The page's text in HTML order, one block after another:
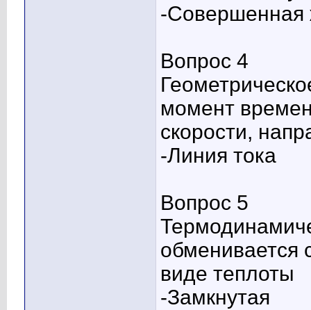
-Совершенная
Вопрос 4
момент
скорости,
-Линия тока
Вопрос 5
обменивается
виде теплоты
-Замкнутая